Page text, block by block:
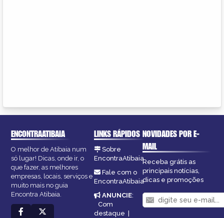
ENCONTRAATIBAIA
O melhor de Atibaia num
só lugar! Dicas, onde ir, o
que fazer, as melhores
empresas, locais, serviços e
muito mais no guia
Encontra Atibaia.
LINKS RÁPIDOS
Sobre
EncontraAtibaia
Fale com o
EncontraAtibaia
ANUNCIE:
Com
destaque |
NOVIDADES POR E-
MAIL
Receba grátis as
principais notícias,
dicas e promoções